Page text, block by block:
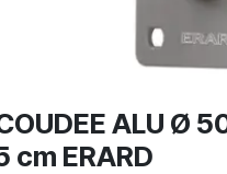
ALU Ø
cm ERARD